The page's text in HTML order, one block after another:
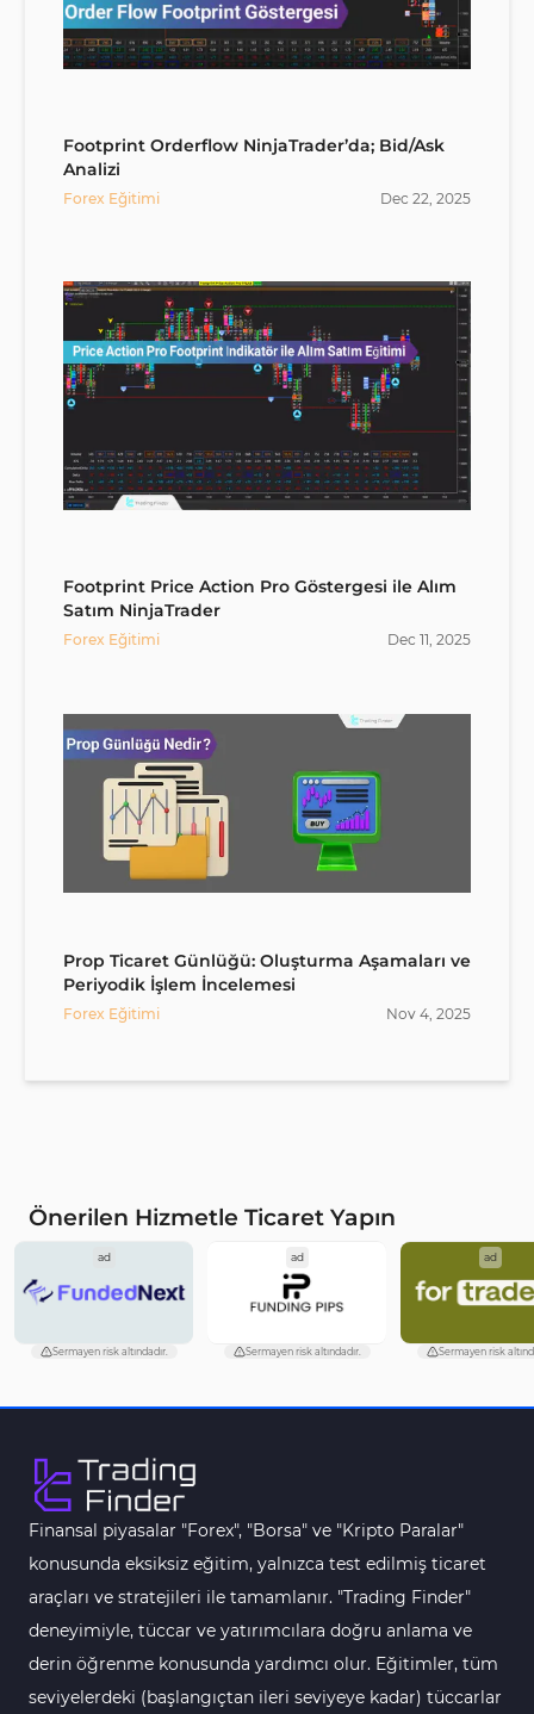
Footprint Orderflow NinjaTrader’da; Bid/Ask
Analizi
Forex Eğitimi Dec 22, 2025
Footprint Price Action Pro Göstergesi ile Alım
Satım NinjaTrader
Forex Eğitimi Dec 11, 2025
Prop Ticaret Günlüğü: Oluşturma Aşamaları ve
Periyodik İşlem İncelemesi
Forex Eğitimi Nov 4, 2025
Önerilen Hizmetle Ticaret Yapın
ad
Sermayen risk altındadır.
ad
Sermayen risk altındadır.
ad
Sermayen risk
Finansal piyasalar "Forex", "Borsa" ve "Kripto Paralar"
konusunda eksiksiz eğitim, yalnızca test edilmiş ticaret
araçları ve stratejileri ile tamamlanır. "Trading Finder"
deneyimiyle, tüccar ve yatırımcılara doğru anlama ve
derin öğrenme konusunda yardımcı olur. Eğitimler, tüm
seviyelerdeki (başlangıçtan ileri seviyeye kadar) tüccarlar